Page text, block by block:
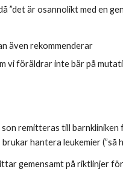
är osannolikt med en
även rekommenderar
vi föräldrar inte bär på
son remitteras till
brukar hantera leukemier (”så
gemensamt på riktlinjer